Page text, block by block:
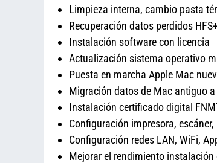
Limpieza interna, cambio pasta
Recuperación datos perdidos
Instalación software con licencia
Actualización sistema operativo
Puesta en marcha Apple Mac
Migración datos de Mac antiguo
Instalación certificado digital
Configuración impresora, escáner,
Configuración redes LAN, WiFi,
Mejorar el rendimiento